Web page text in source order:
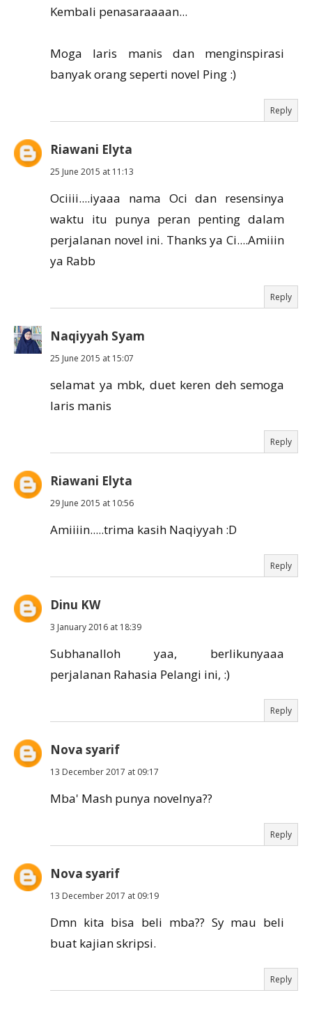
Kembali penasaraaaan...
Moga laris manis dan menginspirasi
banyak orang seperti novel Ping :)
Reply
Riawani Elyta
25 June 2015 at 11:13
Ociiii....iyaaa nama Oci dan resensinya
waktu itu punya peran penting dalam
perjalanan novel ini. Thanks ya Ci....Amiiin
ya Rabb
Reply
Naqiyyah Syam
25 June 2015 at 15:07
selamat ya mbk, duet keren deh semoga
laris manis
Reply
Riawani Elyta
29 June 2015 at 10:56
Amiiiin.....trima kasih Naqiyyah :D
Reply
Dinu KW
3 January 2016 at 18:39
Subhanalloh yaa, berlikunyaaa
perjalanan Rahasia Pelangi ini, :)
Reply
Nova syarif
13 December 2017 at 09:17
Mba' Mash punya novelnya??
Reply
Nova syarif
13 December 2017 at 09:19
Dmn kita bisa beli mba?? Sy mau beli
buat kajian skripsi.
Reply